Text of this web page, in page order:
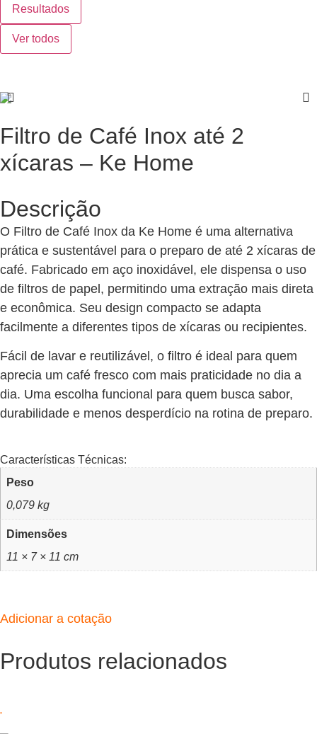
Resultados
Ver todos
Filtro de Café Inox até 2
xícaras – Ke Home
Descrição
O Filtro de Café Inox da Ke Home é uma alternativa
prática e sustentável para o preparo de até 2 xícaras de
café. Fabricado em aço inoxidável, ele dispensa o uso
de filtros de papel, permitindo uma extração mais direta
e econômica. Seu design compacto se adapta
facilmente a diferentes tipos de xícaras ou recipientes.
Fácil de lavar e reutilizável, o filtro é ideal para quem
aprecia um café fresco com mais praticidade no dia a
dia. Uma escolha funcional para quem busca sabor,
durabilidade e menos desperdício na rotina de preparo.
Características Técnicas:
Peso
0,079 kg
Dimensões
11 × 7 × 11 cm
Adicionar a cotação
Produtos relacionados